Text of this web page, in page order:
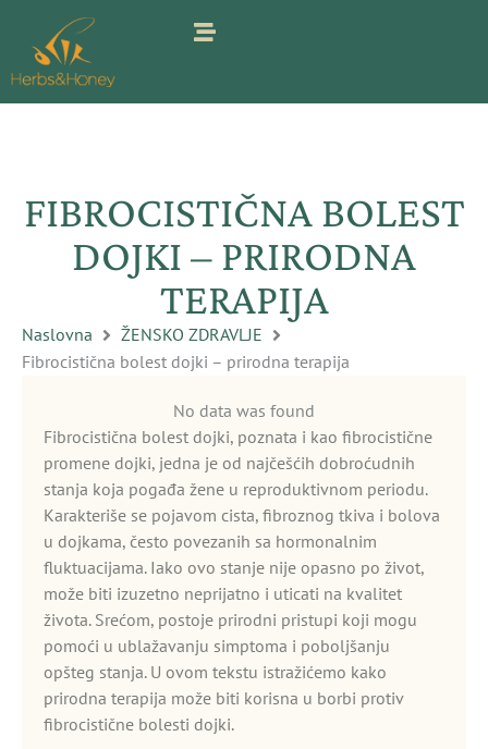
sadržaj
FIBROCISTIČNA BOLEST
DOJKI – PRIRODNA
TERAPIJA
Naslovna
ŽENSKO ZDRAVLJE
Fibrocistična bolest dojki – prirodna terapija
No data was found
Fibrocistična bolest dojki, poznata i kao fibrocistične
promene dojki, jedna je od najčešćih dobroćudnih
stanja koja pogađa žene u reproduktivnom periodu.
Karakteriše se pojavom cista, fibroznog tkiva i bolova
u dojkama, često povezanih sa hormonalnim
fluktuacijama. Iako ovo stanje nije opasno po život,
može biti izuzetno neprijatno i uticati na kvalitet
života. Srećom, postoje prirodni pristupi koji mogu
pomoći u ublažavanju simptoma i poboljšanju
opšteg stanja. U ovom tekstu istražićemo kako
prirodna terapija može biti korisna u borbi protiv
fibrocistične bolesti dojki.